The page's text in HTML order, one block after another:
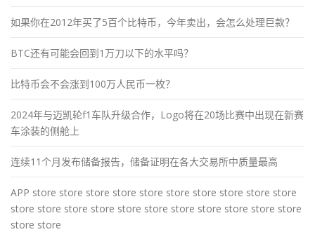
如果你在2012年买了5百个比特币，今年卖出，会怎么处理巨款？
BTC还有可能会回到1万刀以下的水平吗？
比特币会不会涨到100万人民币一枚？
2024年与迈凯轮f1车队升级合作，Logo将在20场比赛中出现在新赛
车涂装的侧舱上
连续11个月发布储备报告，储备证明在各大交易所中质量最高
APP store store store store store store store store store store
store store store store store store store store store store store
store store